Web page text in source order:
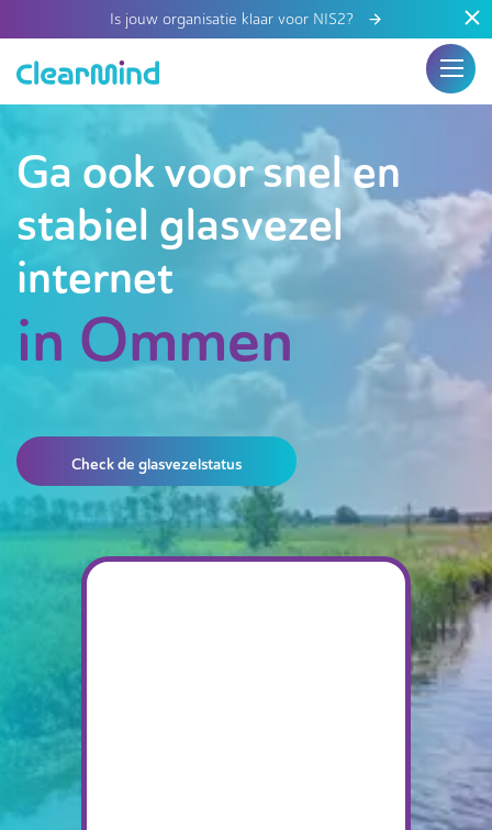
Is jouw organisatie klaar voor NIS2?
Ga ook voor snel en
stabiel glasvezel
internet
in Ommen
Check de glasvezelstatus